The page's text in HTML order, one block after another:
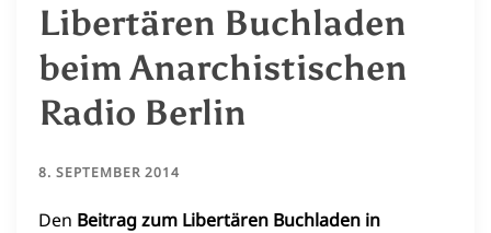
Libertären Buchladen
beim Anarchistischen
Radio Berlin
8. SEPTEMBER 2014
Den Beitrag zum Libertären Buchladen in